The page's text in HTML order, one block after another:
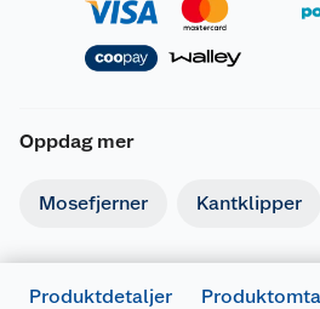
Oppdag mer
Mosefjerner Kantklipper
Produktdetaljer